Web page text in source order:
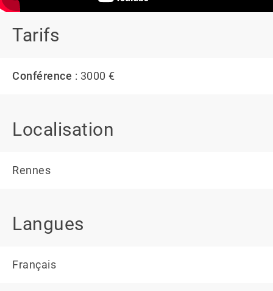
Tarifs
Conférence : 3000 €
Localisation
Rennes
Langues
Français